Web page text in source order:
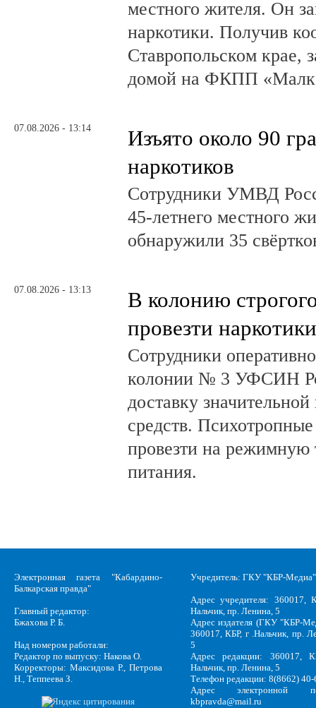
местного жителя. Он
наркотики. Получив
Ставропольском крае,
домой на ФКПП
07.08.2026 - 13:14
Изъято около 90
наркотиков
Сотрудники УМВД
45-летнего местного
обнаружили 35
07.08.2026 - 13:13
В колонию
провезти наркотики
Сотрудники
колонии № 3 УФСИН
доставку
средств.
провезти на режимную
питания.
Электронная газета "Кабардино-
Балкарская правда"
Главный редактор:
Бжахова Р. Б.
Над номером работали:
Редактор по выпуску: Накова О.
Корректоры: Максидова Р., Петрова
Н., Теппеева З.
Учредитель: ГКУ "КБР-Медиа"
Адрес учредителя: 360017,
Нальчик, пр. Ленина, 5
Адрес издателя (ГКУ "КБР-
360017, КБР, г .Нальчик, пр.
5
Адрес редакции: 360017,
Нальчик, пр. Ленина, 5
Телефон редакции: 8(8662)
Адрес электронной
kbpravda@mail.ru